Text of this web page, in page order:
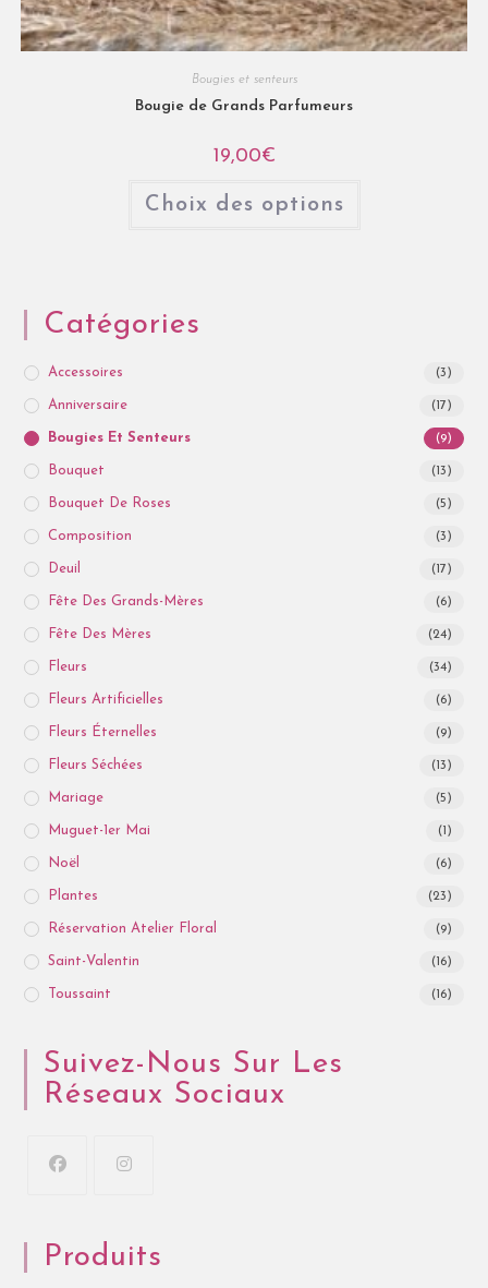
Bougies et senteurs
Bougie de Grands Parfumeurs
19,00€
Choix des options
Catégories
Accessoires (3)
Anniversaire (17)
Bougies Et Senteurs (9)
Bouquet (13)
Bouquet De Roses (5)
Composition (3)
Deuil (17)
Fête Des Grands-Mères (6)
Fête Des Mères (24)
Fleurs (34)
Fleurs Artificielles (6)
Fleurs Éternelles (9)
Fleurs Séchées (13)
Mariage (5)
Muguet-1er Mai (1)
Noël (6)
Plantes (23)
Réservation Atelier Floral (9)
Saint-Valentin (16)
Toussaint (16)
Suivez-Nous Sur Les
Réseaux Sociaux
Produits